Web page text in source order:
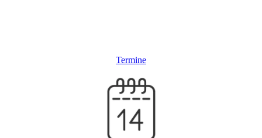
Termine